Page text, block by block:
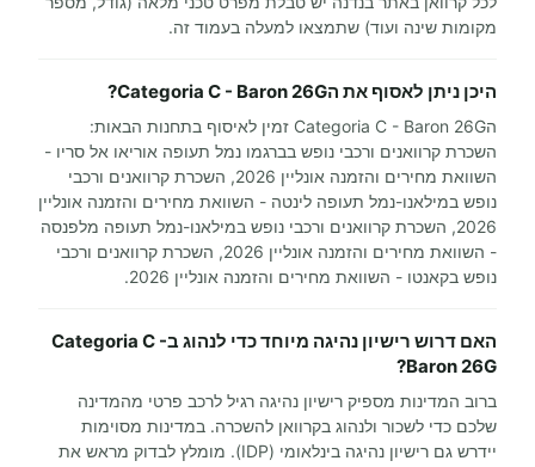
מקומות שינה ועוד) שתמצאו למעלה בעמוד זה.
היכן ניתן לאסוף את הCategoria C - Baron 26G?
הCategoria C - Baron 26G זמין לאיסוף בתחנות הבאות:
השכרת קרוואנים ורכבי נופש בברגמו נמל תעופה אוריאו אל סריו -
השוואת מחירים והזמנה אונליין 2026, השכרת קרוואנים ורכבי
נופש במילאנו-נמל תעופה לינטה - השוואת מחירים והזמנה אונליין
2026, השכרת קרוואנים ורכבי נופש במילאנו-נמל תעופה מלפנסה
- השוואת מחירים והזמנה אונליין 2026, השכרת קרוואנים ורכבי
נופש בקאנטו - השוואת מחירים והזמנה אונליין 2026.
האם דרוש רישיון נהיגה מיוחד כדי לנהוג בCategoria C -
Baron 26G?
ברוב המדינות מספיק רישיון נהיגה רגיל לרכב פרטי מהמדינה
שלכם כדי לשכור ולנהוג בקרוואן להשכרה. במדינות מסוימות
יידרש גם רישיון נהיגה בינלאומי (IDP). מומלץ לבדוק מראש את